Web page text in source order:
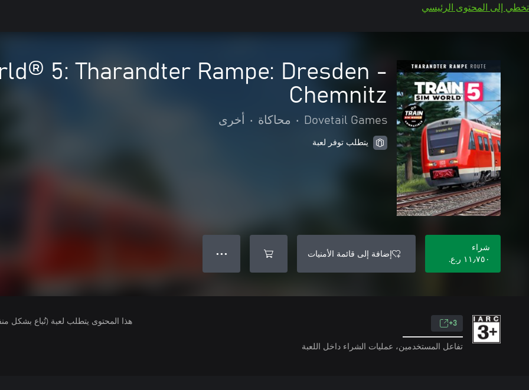
تخطي إلى المحتوى الرئيسي
5: Tharandter Rampe: Dresden -
Chemnitz
Dovetail Games
• محاكاة • أخرى
يتطلب توفر لعبة
شراء
١١٫٧٥٠ ر.ع.‏
إضافة إلى قائمة الأمنيات ● ● ●
3+
تفاعل المستخدمين، عمليات الشراء داخل اللعبة
هذا المحتوى يتطلب لعبة (تُباع بشكل